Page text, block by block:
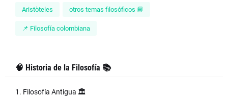
Aristòteles otros temas filosóficos 📘
📌 Filosofía colombiana
🧠 Historia de la Filosofía 📚
1. Filosofía Antigua 🏛️